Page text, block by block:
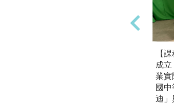
【
成
業實
國
迪」